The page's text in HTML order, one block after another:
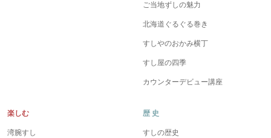
ご当地ずしの魅力
北海道ぐるぐる巻き
すしやのおかみ横丁
すし屋の四季
カウンターデビュー講座
楽しむ
湾腕すし
歴 史
すしの歴史